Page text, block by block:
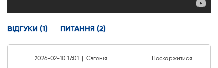
ВІДГУКИ (1) ПИТАННЯ (2)
2026-02-10 17:01 | Євгенія Поскаржитися